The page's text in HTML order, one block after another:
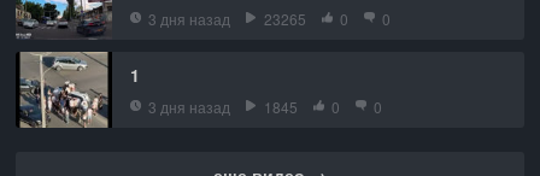
3 дня назад 23265 0 0
1
3 дня назад 1845 0 0